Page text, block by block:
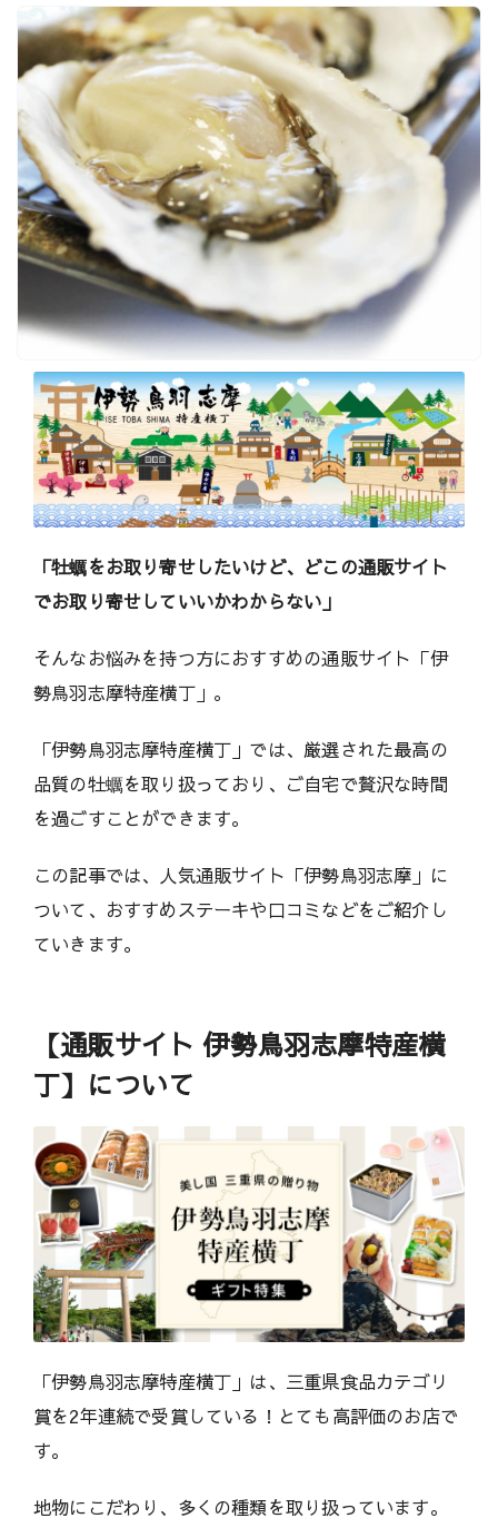
報
サ
イ
ト
｜
U
m
a
h
（
ウ
マ
）
「牡蠣をお取り寄せしたいけど、どこの通販サイト
でお取り寄せしていいかわからない」
そんなお悩みを持つ方におすすめの通販サイト「伊
勢鳥羽志摩特産横丁」。
「伊勢鳥羽志摩特産横丁」では、厳選された最高の
品質の牡蠣を取り扱っており、ご自宅で贅沢な時間
を過ごすことができます。
この記事では、人気通販サイト「伊勢鳥羽志摩」に
ついて、おすすめステーキや口コミなどをご紹介し
ていきます。
【通販サイト 伊勢鳥羽志摩特産横
丁】について
「伊勢鳥羽志摩特産横丁」は、三重県食品カテゴリ
賞を2年連続で受賞している！とても高評価のお店で
す。
地物にこだわり、多くの種類を取り扱っています。